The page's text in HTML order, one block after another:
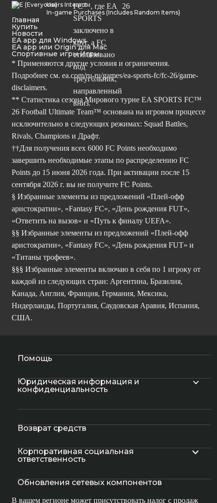
Users Interact
In-game Purchases (Includes Random Items)
Главная
Купить
Новости
EA app для Windows
EA app или Origin для Mac
Спортивные игры Игры
* Применяются другие условия и ограничения.
Подробнее см. ea.com/ru-ru/games/ea-sports-fc/fc-26/game-
disclaimers.
** Статистика сезона Мирового турне EA SPORTS FC™
26 Football Ultimate Team™ основана на игровом процессе
исключительно в следующих режимах: Squad Battles,
Rivals, Champions и Драфт.
††Для получения всех 6000 FC Points необходимо
завершить необходимые этапы по распределению FC
Points до 15 июня 2026 года. При активации после 15
сентября 2026 г. вы не получите FC Points.
§ Избранные элементы из предложений «Плей-офф
аристократии», «Fantasy FC», «День рождения FUT»,
«Ответить на вызов» и «Путь к финалу UEFA».
§§ Избранные элементы из предложений «Плей-офф
аристократии», «Fantasy FC», «День рождения FUT» и
«Титаны трофеев».
§§§ Избранные элементы включаю в себя по 1 игроку от
каждой из следующих стран: Аргентина, Бразилия,
Канада, Англия, Франция, Германия, Мексика,
Нидерланды, Португалия, Саудовская Аравия, Испания,
США.
Помощь
Юридическая информация и
конфиденциальность
Возврат средств
Корпоративная социальная
ответственность
Обновления сетевых компонентов
В вашем регионе может присутствовать налог с продаж